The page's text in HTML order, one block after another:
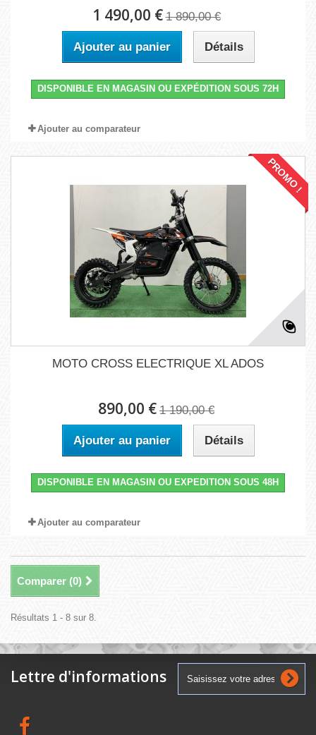
1 490,00 € 1 890,00 €
Ajouter au panier Détails
DISPONIBLE EN MAGASIN OU EXPÉDITION SOUS 72H
Ajouter au comparateur
PROMO !
MOTO CROSS ELECTRIQUE XL ADOS
890,00 € 1 190,00 €
Ajouter au panier Détails
DISPONIBLE EN MAGASIN OU EXPEDITION SOUS 48H
Ajouter au comparateur
Comparer (0)
Résultats 1 - 8 sur 8.
Lettre d'informations